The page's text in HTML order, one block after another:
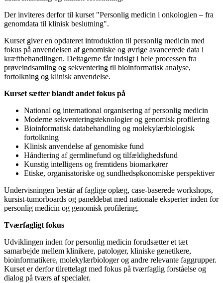
Der inviteres derfor til kurset "Personlig medicin i onkologien – fra
genomdata til klinisk beslutning".
Kurset giver en opdateret introduktion til personlig medicin med
fokus på anvendelsen af genomiske og øvrige avancerede data i
kræftbehandlingen. Deltagerne får indsigt i hele processen fra
prøveindsamling og sekventering til bioinformatisk analyse,
fortolkning og klinisk anvendelse.
Kurset sætter blandt andet fokus på
National og international organisering af personlig medicin
Moderne sekventeringsteknologier og genomisk profilering
Bioinformatisk databehandling og molekylærbiologisk
fortolkning
Klinisk anvendelse af genomiske fund
Håndtering af germlinefund og tilfældighedsfund
Kunstig intelligens og fremtidens biomarkører
Etiske, organisatoriske og sundhedsøkonomiske perspektiver
Undervisningen består af faglige oplæg, case-baserede workshops,
kursist-tumorboards og paneldebat med nationale eksperter inden for
personlig medicin og genomisk profilering.
Tværfagligt fokus
Udviklingen inden for personlig medicin forudsætter et tæt
samarbejde mellem klinikere, patologer, kliniske genetikere,
bioinformatikere, molekylærbiologer og andre relevante faggrupper.
Kurset er derfor tilrettelagt med fokus på tværfaglig forståelse og
dialog på tværs af specialer.